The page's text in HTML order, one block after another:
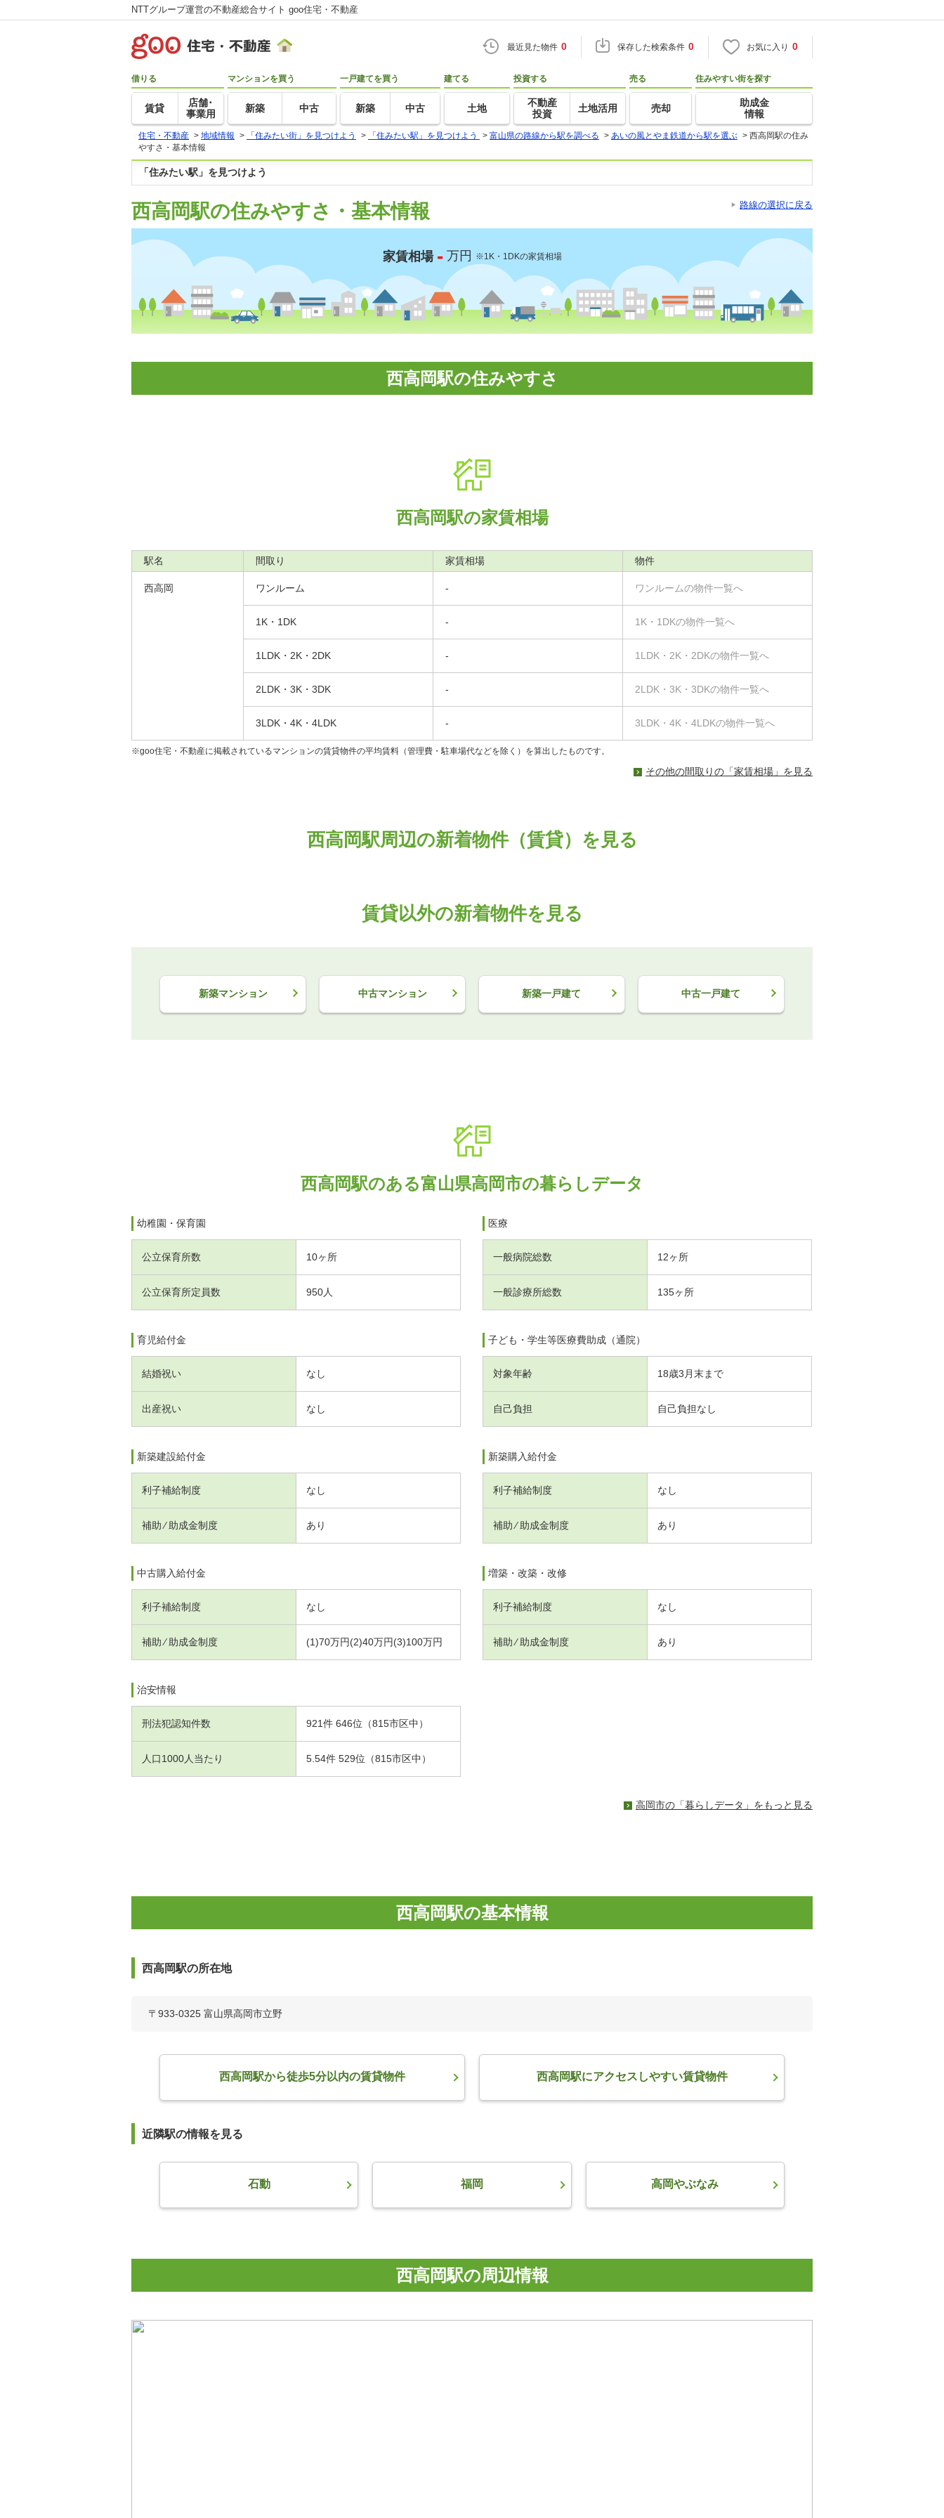
NTTグループ運営の不動産総合サイト goo住宅・不動産
最近見た物件 0 保存した検索条件 0 お気に入り 0
借りる
賃貸
店舗･
事業用
マンションを買う
新築 中古
一戸建てを買う
新築 中古
建てる
土地
投資する
不動産
投資
土地活用
売る
売却
住みやすい街を探す
助成金
情報
住宅・不動産 > 地域情報 > 「住みたい街」を見つけよう > 「住みたい駅」を見つけよう > 富山県の路線から駅を調べる > あいの風とやま鉄道から駅を選ぶ > 西高岡駅の住み
やすさ・基本情報
「住みたい駅」を見つけよう
西高岡駅の住みやすさ・基本情報 路線の選択に戻る
家賃相場 -万円 ※1K・1DKの家賃相場
西高岡駅の住みやすさ
西高岡駅の家賃相場
駅名 間取り 家賃相場 物件
西高岡 ワンルーム - ワンルームの物件一覧へ
1K・1DK - 1K・1DKの物件一覧へ
1LDK・2K・2DK - 1LDK・2K・2DKの物件一覧へ
2LDK・3K・3DK - 2LDK・3K・3DKの物件一覧へ
3LDK・4K・4LDK - 3LDK・4K・4LDKの物件一覧へ
※goo住宅・不動産に掲載されているマンションの賃貸物件の平均賃料（管理費・駐車場代などを除く）を算出したものです。
その他の間取りの「家賃相場」を見る
西高岡駅周辺の新着物件（賃貸）を見る
賃貸以外の新着物件を見る
新築マンション 中古マンション 新築一戸建て 中古一戸建て
西高岡駅のある富山県高岡市の暮らしデータ
幼稚園・保育園
公立保育所数 10ヶ所
公立保育所定員数 950人
医療
一般病院総数 12ヶ所
一般診療所総数 135ヶ所
育児給付金
結婚祝い なし
出産祝い なし
子ども・学生等医療費助成（通院）
対象年齢 18歳3月末まで
自己負担 自己負担なし
新築建設給付金
利子補給制度 なし
補助 ⁄ 助成金制度 あり
新築購入給付金
利子補給制度 なし
補助 ⁄ 助成金制度 あり
中古購入給付金
利子補給制度 なし
補助 ⁄ 助成金制度 (1)70万円(2)40万円(3)100万円
増築・改築・改修
利子補給制度 なし
補助 ⁄ 助成金制度 あり
治安情報
刑法犯認知件数 921件 646位（815市区中）
人口1000人当たり 5.54件 529位（815市区中）
高岡市の「暮らしデータ」をもっと見る
西高岡駅の基本情報
西高岡駅の所在地
〒933-0325 富山県高岡市立野
西高岡駅から徒歩5分以内の賃貸物件 西高岡駅にアクセスしやすい賃貸物件
近隣駅の情報を見る
石動 福岡 高岡やぶなみ
西高岡駅の周辺情報